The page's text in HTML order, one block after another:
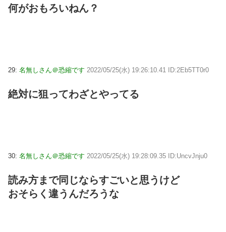
何がおもろいねん？
29: 名無しさん＠恐縮です 2022/05/25(水) 19:26:10.41 ID:2Eb5TT0r0
絶対に狙ってわざとやってる
30: 名無しさん＠恐縮です 2022/05/25(水) 19:28:09.35 ID:UncvJnju0
読み方まで同じならすごいと思うけど
おそらく違うんだろうな